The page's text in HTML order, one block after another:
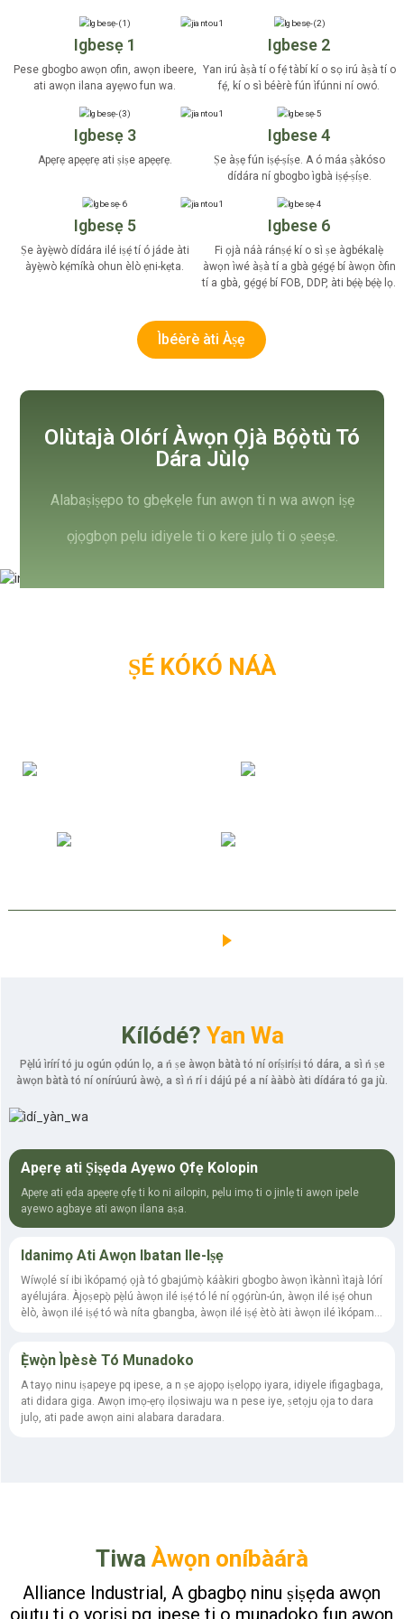
Igbesẹ 1
Pese gbogbo awọn ofin, awọn ibeere,
ati awọn ilana ayẹwo fun wa.
Igbese 2
Yan irú àṣà tí o fẹ́ tàbí kí o sọ irú àṣà tí o
fẹ́, kí o sì béèrè fún ìfúnni ní owó.
Igbesẹ 3
Apẹrẹ apẹẹrẹ ati ṣiṣe apẹẹrẹ.
Igbese 4
Ṣe àṣẹ fún iṣẹ́-ṣíṣe. A ó máa ṣàkóso
dídára ní gbogbo ìgbà iṣẹ́-ṣíṣe.
Igbesẹ 5
Ṣe àyẹ̀wò dídára ilé iṣẹ́ tí ó jáde àti
àyẹ̀wò kẹ́míkà ohun èlò ẹni-kẹta.
Igbese 6
Fi ọjà náà ránṣẹ́ kí o sì ṣe àgbékalẹ̀
àwọn ìwé àṣà tí a gbà gẹ́gẹ́ bí àwọn òfin
tí a gbà, gẹ́gẹ́ bí FOB, DDP, àti bẹ́ẹ̀ bẹ́ẹ̀ lọ.
Ìbéèrè àti Àṣẹ
Olùtajà Olórí Àwọn Ọjà Bọ́ọ̀tù Tó
Dára Jùlọ
Alabaṣiṣẹpo to gbẹkẹle fun awọn ti n wa awọn iṣẹ
ọjọgbọn pẹlu idiyele ti o kere julọ ti o ṣeeṣe.
ṢÉ KÓKÓ NÁÀ
Kílódé? Yan Wa
Pẹ̀lú ìrírí tó ju ogún ọdún lọ, a ń ṣe àwọn bàtà tó ní oríṣiríṣi tó dára, a sì ń ṣe
àwọn bàtà tó ní onírúurú àwọ̀, a sì ń rí i dájú pé a ní ààbò àti dídára tó ga jù.
Apẹrẹ ati Ṣiṣẹda Ayẹwo Ọfẹ Kolopin
Apẹrẹ ati ẹda apẹẹrẹ ọfẹ ti ko ni ailopin, pẹlu imọ ti o jinlẹ ti awọn ipele
ayewo agbaye ati awọn ilana aṣa.
Idanimọ Ati Awọn Ibatan Ile-Iṣẹ
Wíwọlé sí ibi ìkópamọ́ ọjà tó gbajúmọ̀ káàkiri gbogbo àwọn ìkànnì ìtajà lórí
ayélujára. Àjọṣepọ̀ pẹ̀lú àwọn ilé iṣẹ́ tó lé ní ọgọ́rùn-ún, àwọn ilé iṣẹ́ ohun
èlò, àwọn ilé iṣẹ́ tó wà níta gbangba, àwọn ilé iṣẹ́ ètò àti àwọn ilé ìkópamọ́
Ẹ̀wọ̀n Ìpèsè Tó Munadoko
A tayọ ninu iṣapeye pq ipese, a n ṣe ajọpọ iṣelọpọ iyara, idiyele ifigagbaga,
ati didara giga. Awọn imọ-ẹrọ ilọsiwaju wa n pese iye, ṣetọju ọja to dara
julọ, ati pade awọn aini alabara daradara.
Tiwa Àwọn oníbàárà
Alliance Industrial, A gbagbọ ninu ṣiṣẹda awọn
ojutu ti o yorisi pq ipese ti o munadoko fun awọn